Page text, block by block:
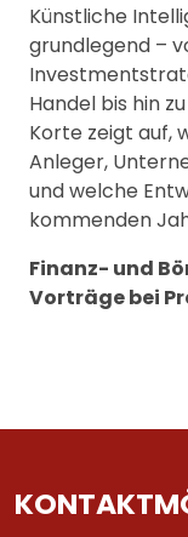
Künstliche
grundlegend –
Handel bis hin
Korte zeigt auf,
Anleger,
und welche
kommenden
Finanz- und
Vorträge bei